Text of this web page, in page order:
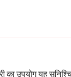
का उपयोग यह